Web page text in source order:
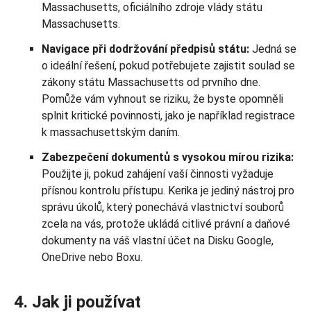
Massachusetts, oficiálního zdroje vlády státu
Massachusetts.
Navigace při dodržování předpisů státu: Jedná se
o ideální řešení, pokud potřebujete zajistit soulad se
zákony státu Massachusetts od prvního dne.
Pomůže vám vyhnout se riziku, že byste opomněli
splnit kritické povinnosti, jako je například registrace
k massachusettským daním.
Zabezpečení dokumentů s vysokou mírou rizika:
Použijte ji, pokud zahájení vaší činnosti vyžaduje
přísnou kontrolu přístupu. Kerika je jediný nástroj pro
správu úkolů, který ponechává vlastnictví souborů
zcela na vás, protože ukládá citlivé právní a daňové
dokumenty na váš vlastní účet na Disku Google,
OneDrive nebo Boxu.
4. Jak ji používat